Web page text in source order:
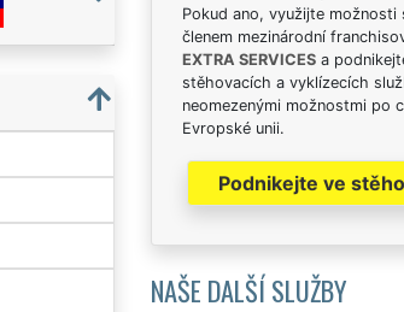
Pokud ano, využijte možnosti
členem mezinárodní
EXTRA SERVICESa
stěhovacích a vyklízecích
neomezenými možnostmi po
Evropské unii.
Podnikejte ve
NAŠE DALŠÍ SLUŽBY